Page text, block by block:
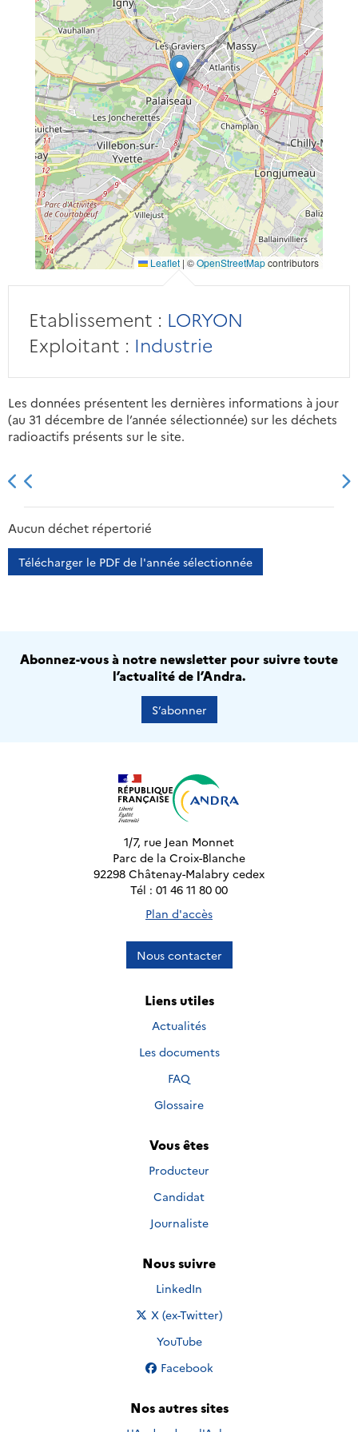
Leaflet | ©OpenStreetMapcontributors
Etablissement : LORYON
Exploitant : Industrie
Les données présentent les dernières informations à jour
(au 31 décembre de l’année sélectionnée) sur les déchets
radioactifs présents sur le site.
2013 2014
Aucun déchet répertorié
Télécharger le PDF de l'année sélectionnée
Abonnez-vous à notre newsletter pour suivre toute
l’actualité de l’Andra.
S’abonner
1/7, rue Jean Monnet
Parc de la Croix-Blanche
92298 Châtenay-Malabry cedex
Tél : 01 46 11 80 00
Plan d'accès
Nous contacter
Liens utiles
Actualités
Les documents
FAQ
Glossaire
Vous êtes
Producteur
Candidat
Journaliste
Nous suivre
Nous suivre sur
LinkedIn
Nous suivre sur
X (ex-Twitter)
Nous suivre sur
YouTube
Nous suivre sur
Facebook
Nos autres sites